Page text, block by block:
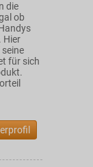
die
ob
Hier
für sich